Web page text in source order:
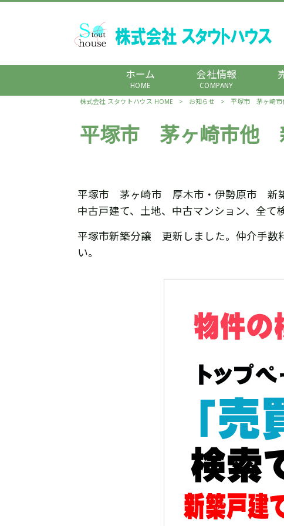
ホーム
HOME
会社情報
COMPANY
株式会社 スタウトハウス HOME > お知らせ > 平塚市 茅ヶ崎市
平塚市 茅ヶ崎市他
平塚市 茅ヶ崎市 厚木市・伊勢原市 新築
中古戸建て、土地、中古マンション、全て
平塚市新築分譲 更新しました。仲介手数
い。